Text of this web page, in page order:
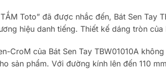
Toto” đã được nhắc đến, Bát Sen
hiệu danh tiếng. Thiết kế dáng tròn
CroM của Bát Sen Tay TBW01010A
sản phẩm. Với đường kính lên đến 110